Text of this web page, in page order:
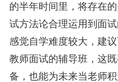
的半年时间里，将存在
试方法论合理运用到面
感觉自学难度较大，建
教师面试的辅导班，这
备，也能为未来当老师积